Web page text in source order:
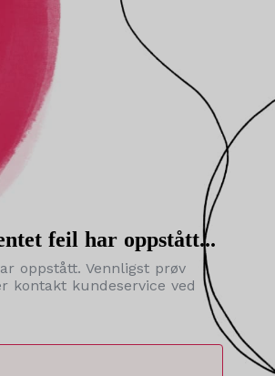
feil har oppstått...
oppstått. Vennligst prøv
kontakt kundeservice ved